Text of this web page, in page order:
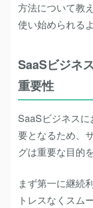
方法について教
使い始められる
SaaSビジネ
重要性
SaaSビジネス
要となるため、
グは重要な目的
まず第一に継続
トレスなくスム